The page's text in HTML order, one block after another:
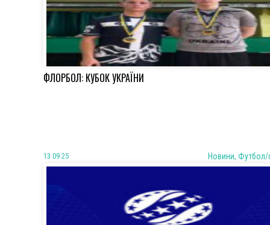
ФЛОРБОЛ: КУБОК УКРАЇНИ
13 09 25 Новини, Футбол/